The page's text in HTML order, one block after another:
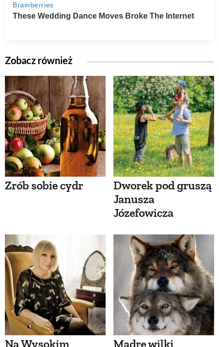
Zobacz również
Zrób sobie cydr
Dworek pod gruszą
Janusza
Józefowicza
Na Wysokim
Mądre wilki